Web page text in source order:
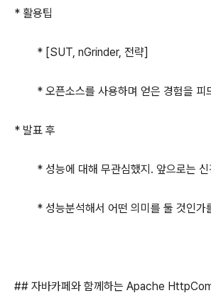
* 활용팁
* [SUT, nGrinder, 전략]
* 오픈소스를 사용하며 얻은 경험을 피
* 발표 후
* 성능에 대해 무관심했지. 앞으로는
* 성능분석해서 어떤 의미를 둘 것인가
## 자바카페와 함께하는 Apache